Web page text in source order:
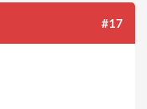
#17